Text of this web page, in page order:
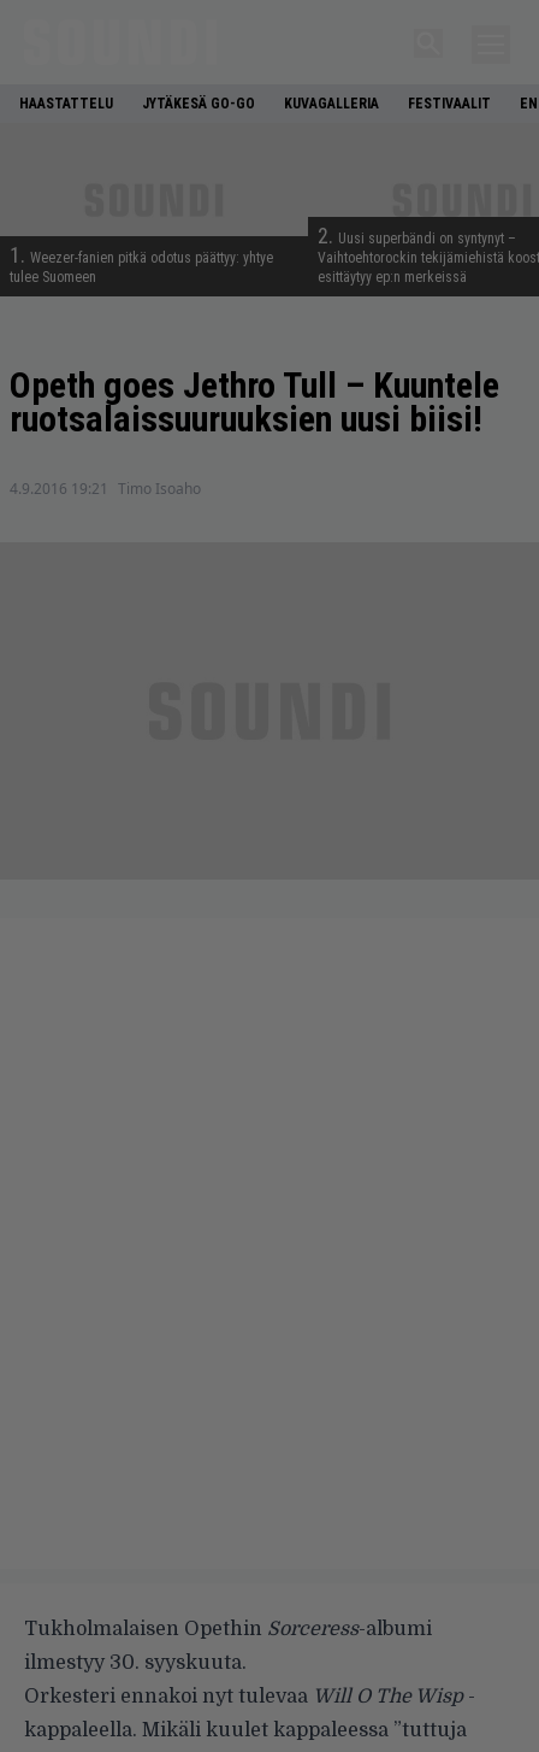
HAASTATTELU JYTÄKESÄ GO-GO KUVAGALLERIA FESTIVAALIT
1. Weezer-fanien pitkä odotus päättyy: yhtye
tulee Suomeen
2. Uusi superbändi on syntynyt –
Vaihtoehtorockin tekijämiehistä
esittäytyy ep:n merkeissä
Opeth goes Jethro Tull – Kuuntele
ruotsalaissuuruuksien uusi biisi!
4.9.2016 19:21 Timo Isoaho
Tukholmalaisen Opethin Sorceress-albumi
ilmestyy 30. syyskuuta.
Orkesteri ennakoi nyt tulevaa Will O The Wisp-
kappaleella. Mikäli kuulet kappaleessa ”tuttuja